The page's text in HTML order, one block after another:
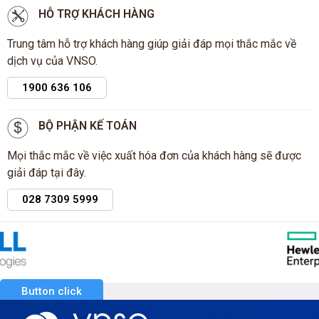
HỖ TRỢ KHÁCH HÀNG
Trung tâm hỗ trợ khách hàng giúp giải đáp mọi thắc mắc về
dịch vụ của VNSO.
1900 636 106
BỘ PHẬN KẾ TOÁN
Mọi thắc mắc về việc xuất hóa đơn của khách hàng sẽ được
giải đáp tại đây.
028 7309 5999
Button click